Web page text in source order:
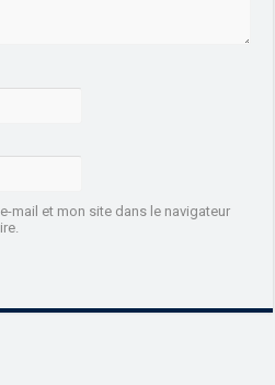
mail et mon site dans le navigateur